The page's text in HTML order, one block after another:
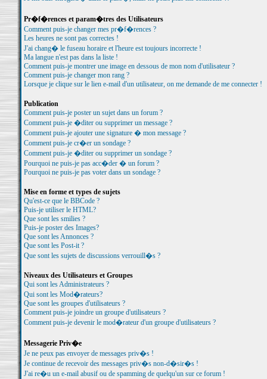
Pr�f�rences et param�tres des Utilisateurs
Comment puis-je changer mes pr�f�rences ?
Les heures ne sont pas correctes !
J'ai chang� le fuseau horaire et l'heure est toujours incorrecte !
Ma langue n'est pas dans la liste !
Comment puis-je montrer une image en dessous de mon nom d'utilisateur ?
Comment puis-je changer mon rang ?
Lorsque je clique sur le lien e-mail d'un utilisateur, on me demande de me connecter !
Publication
Comment puis-je poster un sujet dans un forum ?
Comment puis-je �diter ou supprimer un message ?
Comment puis-je ajouter une signature � mon message ?
Comment puis-je cr�er un sondage ?
Comment puis-je �diter ou supprimer un sondage ?
Pourquoi ne puis-je pas acc�der � un forum ?
Pourquoi ne puis-je pas voter dans un sondage ?
Mise en forme et types de sujets
Qu'est-ce que le BBCode ?
Puis-je utiliser le HTML?
Que sont les smilies ?
Puis-je poster des Images?
Que sont les Annonces ?
Que sont les Post-it ?
Que sont les sujets de discussions verrouill�s ?
Niveaux des Utilisateurs et Groupes
Qui sont les Administrateurs ?
Qui sont les Mod�rateurs?
Que sont les groupes d'utilisateurs ?
Comment puis-je joindre un groupe d'utilisateurs ?
Comment puis-je devenir le mod�rateur d'un groupe d'utilisateurs ?
Messagerie Priv�e
Je ne peux pas envoyer de messages priv�s !
Je continue de recevoir des messages priv�s non-d�sir�s !
J'ai re�u un e-mail abusif ou de spamming de quelqu'un sur ce forum !